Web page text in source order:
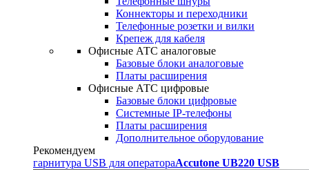
Коннекторы и переходники
Телефонные розетки и вилки
Крепеж для кабеля
Офисные АТС аналоговые
Базовые блоки аналоговые
Платы расширения
Офисные АТС цифровые
Базовые блоки цифровые
Системные IP-телефоны
Платы расширения
Дополнительное оборудование
Рекомендуем
гарнитура USB для оператораAccutone UB220 USB